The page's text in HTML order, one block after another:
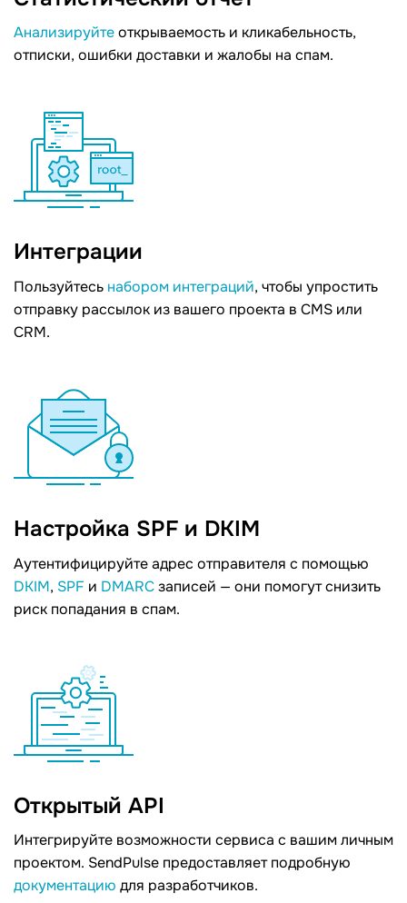
Анализируйтеоткрываемость и кликабельность,
отписки, ошибки доставки и жалобы на спам.
Интеграции
Пользуйтесь набором интеграций, чтобы упростить
отправку рассылок из вашего проекта в СMS или
CRM.
Настройка SPF и DKIM
Аутентифицируйте адрес отправителя с помощью
DKIM, SPF и DMARСзаписей — они помогут снизить
риск попадания в спам.
Открытый API
Интегрируйте возможности сервиса с вашим личным
проектом. SendPulse предоставляет подробную
документацию для разработчиков.